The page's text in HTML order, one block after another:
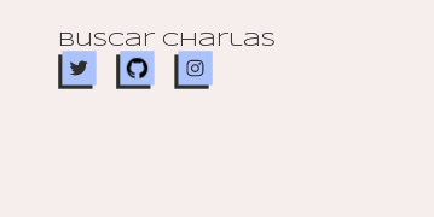
Buscar charlas